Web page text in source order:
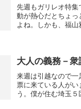
先週もガリレオ特
動が熱心だとちょ
よね。しかも、福
大人の義務－
来週は引越なので
票に来ている人が
う。僕が住む埼玉